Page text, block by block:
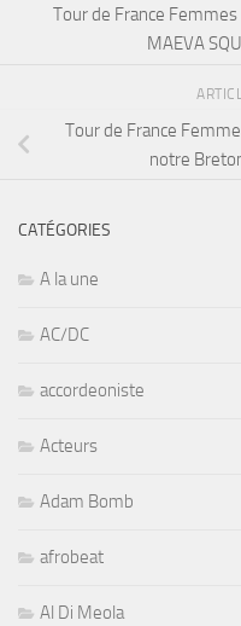
Tour de France
MAEVA
Tour de France
notre
CATÉGORIES
A la une
AC/DC
accordeoniste
Acteurs
Adam Bomb
afrobeat
Al Di Meola